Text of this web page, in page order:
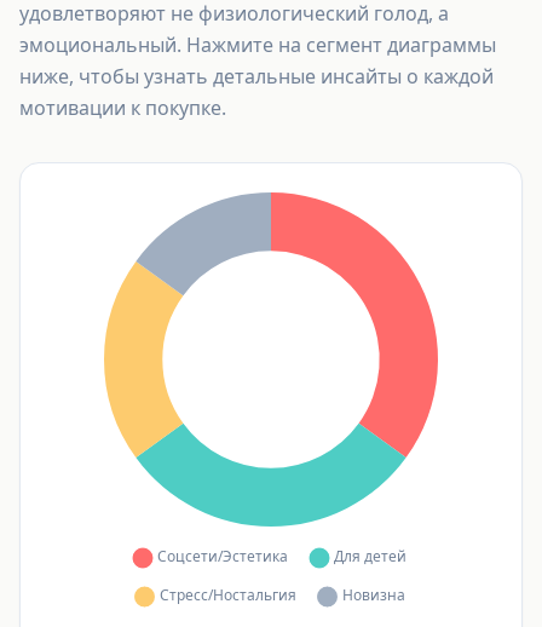
удовлетворяют не физиологический голод, а
эмоциональный. Нажмите на сегмент диаграммы
ниже, чтобы узнать детальные инсайты о каждой
мотивации к покупке.